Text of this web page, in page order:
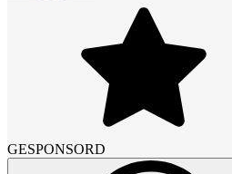
GESPONSORD